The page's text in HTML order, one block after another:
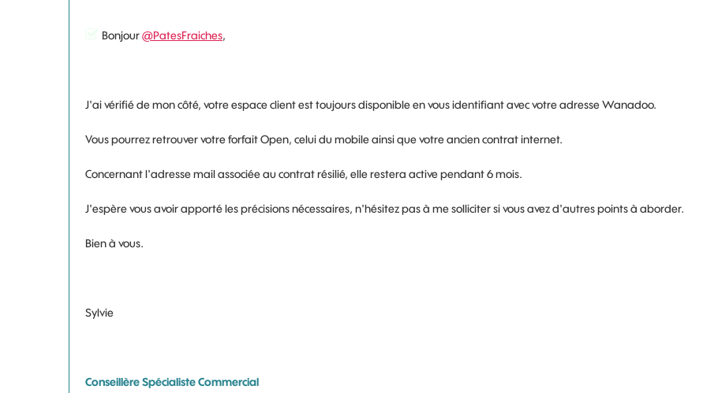
Bonjour@PatesFraiches,
J'ai vérifié de mon côté, votre espace client est toujours disponible en vous identifiant avec votre adresse Wanadoo.
Vous pourrez retrouver votre forfait Open, celui du mobile ainsi que votre ancien contrat internet.
Concernant l'adresse mail associée au contrat résilié, elle restera active pendant 6 mois.
J'espère vous avoir apporté les précisions nécessaires, n'hésitez pas à me solliciter si vous avez d'autres points à aborder.
Bien à vous.
Sylvie
Conseillère Spécialiste Commercial